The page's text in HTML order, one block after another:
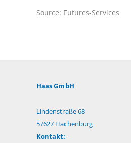
Source: Futures-Services
Haas GmbH
Lindenstraße 68
57627 Hachenburg
Kontakt: